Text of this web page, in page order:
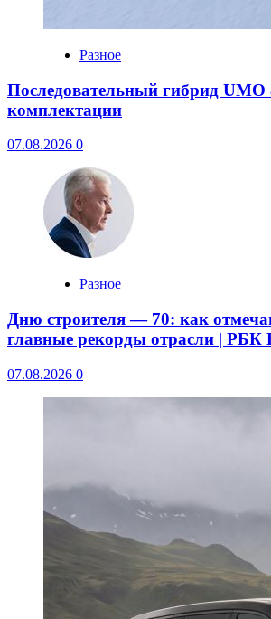
Разное
Последовательный гибрид
комплектации
07.08.2026 0
Разное
Дню строителя — 70: как
главные рекорды отрасли | РБК
07.08.2026 0